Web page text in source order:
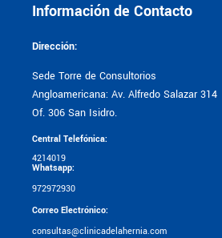
Información de Contacto
Dirección:
Sede Torre de Consultorios
Angloamericana: Av. Alfredo Salazar 314
Of. 306 San Isidro.
Central Telefónica:
4214019
Whatsapp:
972972930
Correo Electrónico:
consultas@clinicadelahernia.com